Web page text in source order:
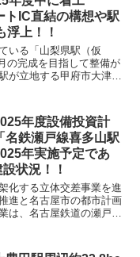
トIC直結の構想や駅
浮上！！
いる「山梨県駅（仮
の完成を目指して整備が
が立地する甲府市大津町
年度設備投資計
名鉄瀬戸線喜多山駅
年実施予定であ
状況！！
化する立体交差事業を進
進と名古屋市の都市計画
は、名古屋鉄道の瀬戸線